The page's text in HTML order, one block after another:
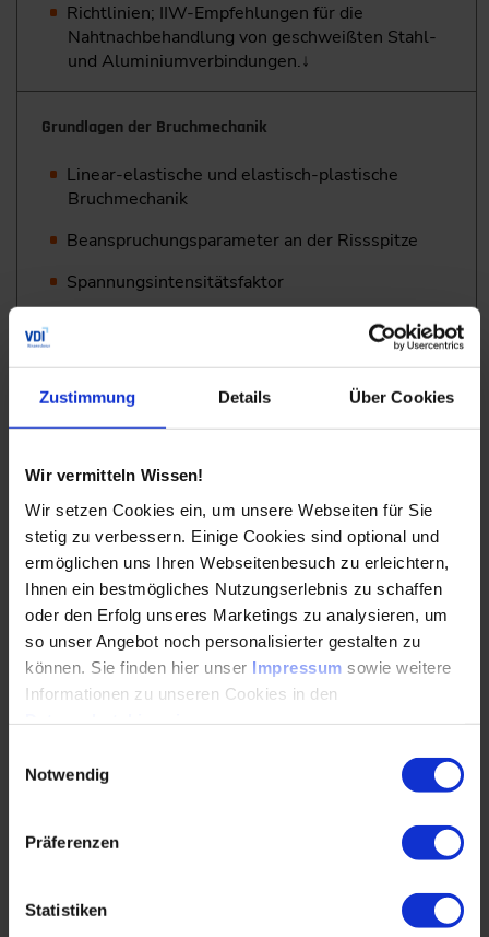
Zustimmung Details Über Cookies
Wir vermitteln Wissen!
Wir setzen Cookies ein, um unsere Webseiten für Sie
stetig zu verbessern. Einige Cookies sind optional und
ermöglichen uns Ihren Webseitenbesuch zu erleichtern,
Ihnen ein bestmögliches Nutzungserlebnis zu schaffen
oder den Erfolg unseres Marketings zu analysieren, um
so unser Angebot noch personalisierter gestalten zu
können. Sie finden hier unser Impressum sowie weitere
Informationen zu unseren Cookies in den
Notwendig
Präferenzen
Statistiken
Richtlinien; IIW-Empfehlungen für die
Nahtnachbehandlung von geschweißten Stahl-
und Aluminiumverbindungen.↓
Grundlagen der Bruchmechanik
Linear-elastische und elastisch-plastische
Bruchmechanik
Beanspruchungsparameter an der Rissspitze
Spannungsintensitätsfaktor
CTOD (Crack Tip Opening Displacement)
Werkstoffspezifische
Risswiderstandskennwerte
Grenzzustände bei statischer und zyklischer
Bruchmechanische Bauteilbewertung
Bruchmechanischer Festigkeitsnachweis nach aktuellen
Regelwerken
Übersicht der bruchmechanischen Regelwerke
beanspruchte Bauteile mit Rissen
Schweißeigenspannungen
Werkstoffcharakterisierung für geschweißte